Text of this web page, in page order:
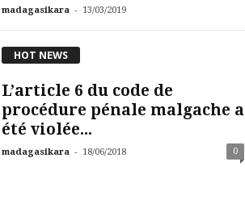
madagasikara - 13/03/2019
HOT NEWS
L’article 6 du code de
procédure pénale malgache a
été violée...
madagasikara - 18/06/2018 0